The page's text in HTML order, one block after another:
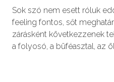
Sok szó nem esett róluk
feeling fontos, sőt
zárásként következzenek
a folyosó, a büféasztal, az